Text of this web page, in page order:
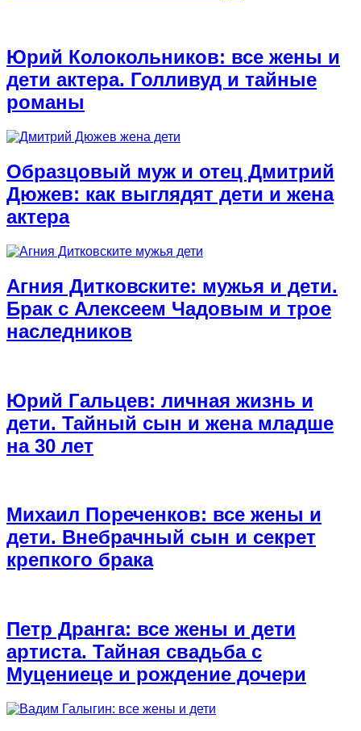
Юрий Колокольников: все жены и
дети актера. Голливуд и тайные
романы
Образцовый муж и отец Дмитрий
Дюжев: как выглядят дети и жена
актера
Агния Дитковските: мужья и дети.
Брак с Алексеем Чадовым и трое
наследников
Юрий Гальцев: личная жизнь и
дети. Тайный сын и жена младше
на 30 лет
Михаил Пореченков: все жены и
дети. Внебрачный сын и секрет
крепкого брака
Петр Дранга: все жены и дети
артиста. Тайная свадьба с
Муцениеце и рождение дочери